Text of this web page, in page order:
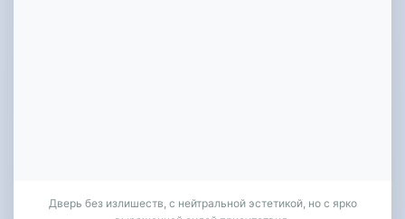
Дверь без излишеств, с нейтральной эстетикой, но с ярко